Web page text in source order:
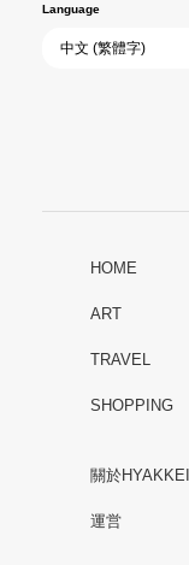
Language
HOME
ART
TRAVEL
SHOPPING
關於HYAKKEI
運営